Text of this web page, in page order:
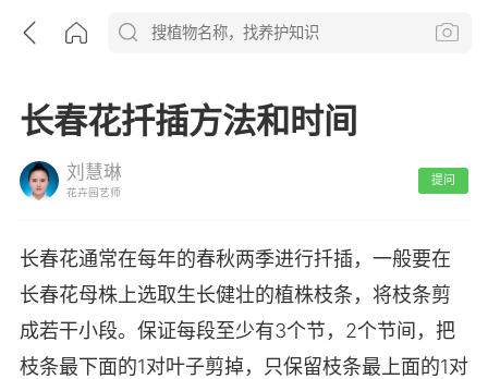
长春花扦插方法和时间
刘慧琳
花卉园艺师
提问
长春花通常在每年的春秋两季进行扦插，一般要在
长春花母株上选取生长健壮的植株枝条，将枝条剪
成若干小段。保证每段至少有3个节，2个节间，把
枝条最下面的1对叶子剪掉，只保留枝条最上面的1对